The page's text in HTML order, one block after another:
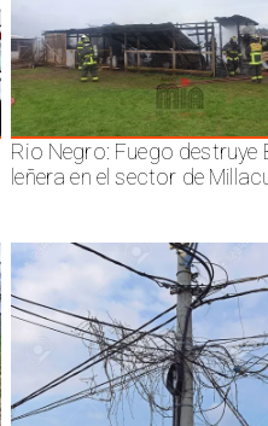
Rio Negro: Fuego destruye
leñera en el sector de